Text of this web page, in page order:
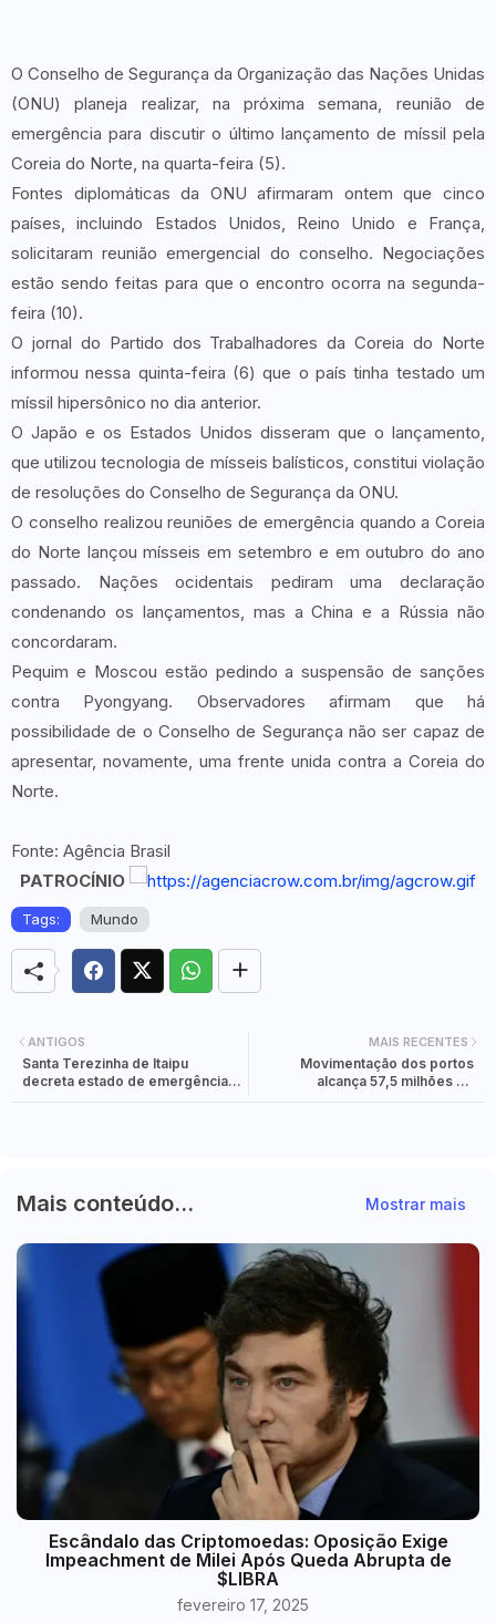
O Conselho de Segurança da Organização das Nações Unidas
(ONU) planeja realizar, na próxima semana, reunião de
emergência para discutir o último lançamento de míssil pela
Coreia do Norte, na quarta-feira (5).
Fontes diplomáticas da ONU afirmaram ontem que cinco
países, incluindo Estados Unidos, Reino Unido e França,
solicitaram reunião emergencial do conselho. Negociações
estão sendo feitas para que o encontro ocorra na segunda-
feira (10).
O jornal do Partido dos Trabalhadores da Coreia do Norte
informou nessa quinta-feira (6) que o país tinha testado um
míssil hipersônico no dia anterior.
O Japão e os Estados Unidos disseram que o lançamento,
que utilizou tecnologia de mísseis balísticos, constitui violação
de resoluções do Conselho de Segurança da ONU.
O conselho realizou reuniões de emergência quando a Coreia
do Norte lançou mísseis em setembro e em outubro do ano
passado. Nações ocidentais pediram uma declaração
condenando os lançamentos, mas a China e a Rússia não
concordaram.
Pequim e Moscou estão pedindo a suspensão de sanções
contra Pyongyang. Observadores afirmam que há
possibilidade de o Conselho de Segurança não ser capaz de
apresentar, novamente, uma frente unida contra a Coreia do
Norte.
Fonte: Agência Brasil
PATROCÍNIO
Tags: Mundo
MAIS RECENTES
Movimentação dos portos
alcança 57,5 milhões de
ANTIGOS
Santa Terezinha de Itaipu
decreta estado de emergência
Mais conteúdo... Mostrar mais
Escândalo das Criptomoedas: Oposição Exige
Impeachment de Milei Após Queda Abrupta de
$LIBRA
fevereiro 17, 2025